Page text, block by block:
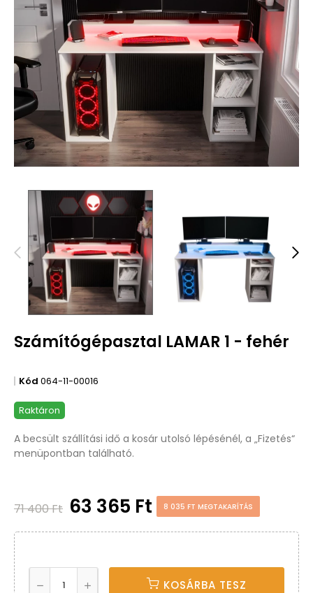
Számítógépasztal LAMAR 1 - fehér
Kód 064-11-00016
Raktáron
A becsült szállítási idő a kosár utolsó lépésénél, a „Fizetés“
menüpontban található.
71 400 Ft 63 365 Ft 8 035 FT MEGTAKARÍTÁS
KOSÁRBA TESZ